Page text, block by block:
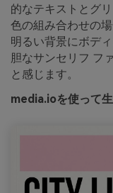
的なテキストとグ
色の組み合わせの
明るい背景にボデ
胆なサンセリフ フ
と感じます。
media.ioを使って